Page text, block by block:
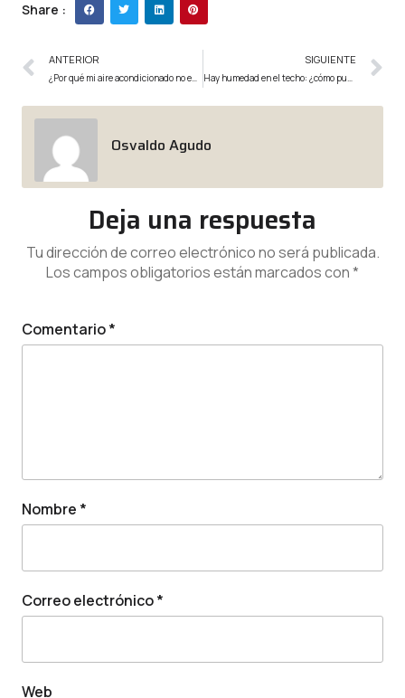
Share :
ANTERIOR SIGUIENTE
Osvaldo Agudo
Deja una respuesta
Tu dirección de correo electrónico no será publicada.
Los campos obligatorios están marcados con*
Comentario*
Nombre *
Correo electrónico*
Web